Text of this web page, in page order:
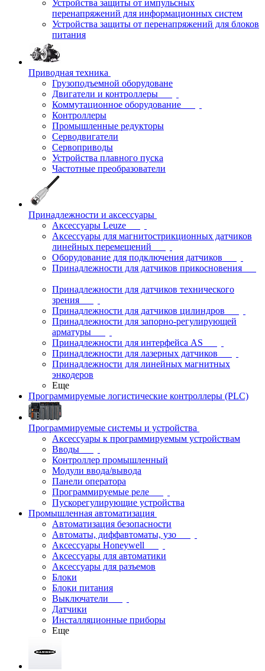
Устройства защиты от импульсных
перенапряжений для информационных систем
Устройства защиты от перенапряжений для блоков
питания
Приводная техника
Грузоподъемной оборудоване
Двигатели и контроллеры
Коммутационное оборудование
Контроллеры
Промышленные редукторы
Серводвигатели
Сервоприводы
Устройства плавного пуска
Частотные преобразователи
Принадлежности и аксессуары
Аксессуары Leuze
Аксессуары для магнитострикционных датчиков
линейных перемещений
Оборудование для подключения датчиков
Принадлежности для датчиков прикосновения
Принадлежности для датчиков технического
зрения
Принадлежности для датчиков цилиндров
Принадлежности для запорно-регулирующей
арматуры
Принадлежности для интерфейса AS
Принадлежности для лазерных датчиков
Принадлежности для линейных магнитных
энкодеров
Еще
Программируемые логистические контроллеры (PLC)
Программируемые системы и устройства
Аксессуары к программируемым устройствам
Вводы
Контроллер промышленный
Модули ввода/вывода
Панели оператора
Программируемые реле
Пускорегулирующие устройства
Промышленная автоматизация
Автоматизация безопасности
Автоматы, диффавтоматы, узо
Аксессуары Honeywell
Аксессуары для автоматики
Аксессуары для разъемов
Блоки
Блоки питания
Выключатели
Датчики
Инсталляционные приборы
Еще